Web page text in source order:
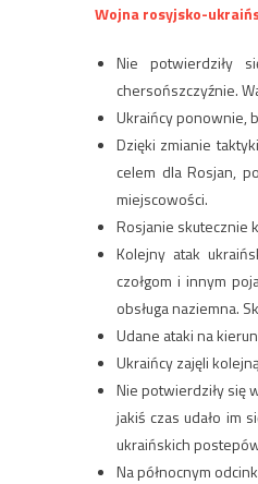
Wojna rosyjsko-
Nie potwierdziły
chersońszczyźnie.
Ukraińcy ponownie,
Dzięki zmianie
celem dla Rosjan,
miejscowości.
Rosjanie skutecznie
Kolejny atak
czołgom i innym
obsługa naziemna.
Udane ataki na
Ukraińcy zajęli
Nie potwierdziły się
jakiś czas udało im
ukraińskich
Na północnym